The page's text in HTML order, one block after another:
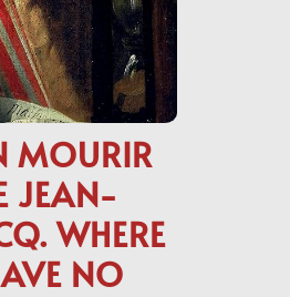
MOURIR
JEAN-
WHERE
NO